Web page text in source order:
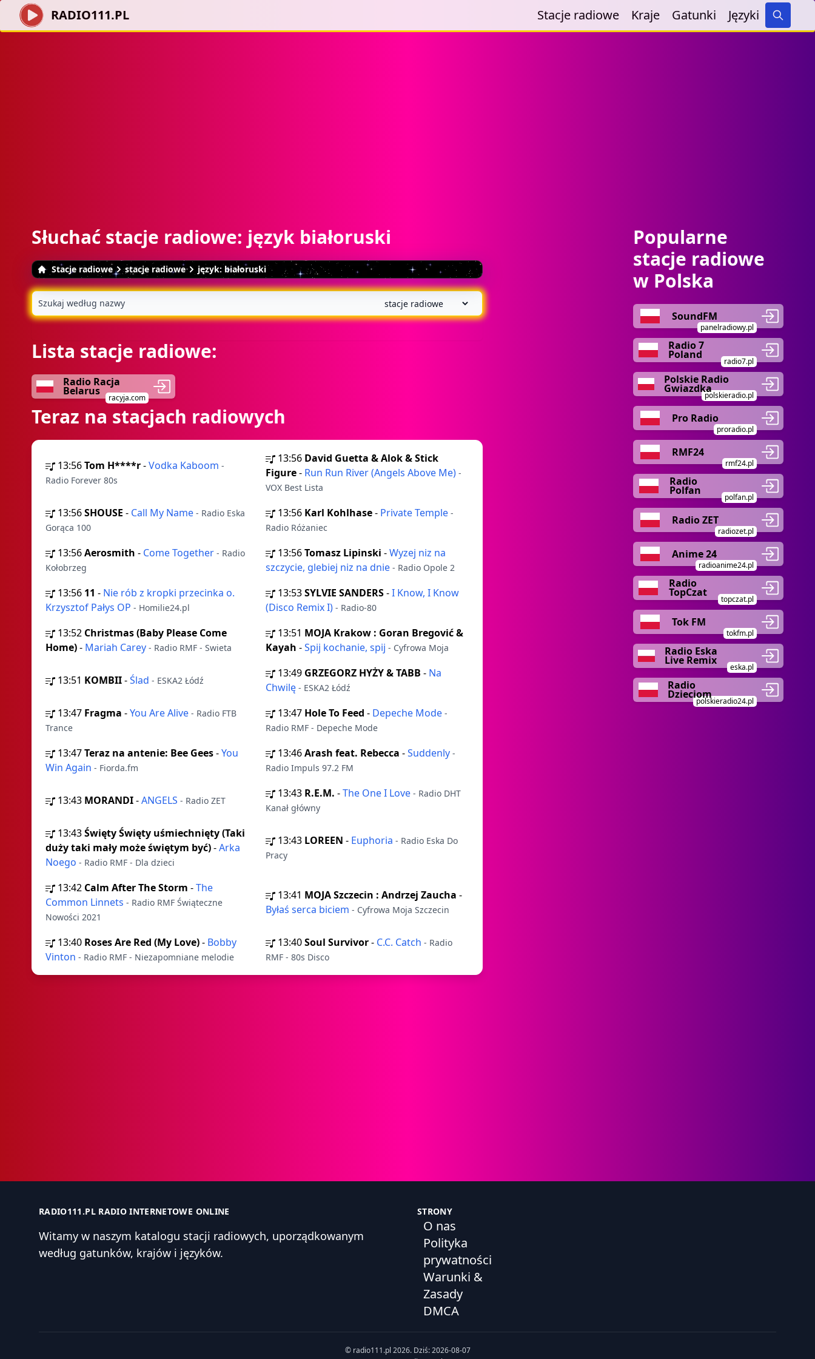
RADIO111.PL Stacje radiowe Kraje Gatunki Języki
Search
Słuchać stacje radiowe: język białoruski
Stacje radiowe stacje radiowe język: białoruski
Lista stacje radiowe:
Radio Racja
Belarus
racyja.com
Teraz na stacjach radiowych
13:56Tom H****r-Vodka Kaboom -
Radio Forever 80s
13:56 David Guetta & Alok & Stick
Figure- Run Run River (Angels Above Me) -
VOX Best Lista
13:56SHOUSE - Call My Name - Radio Eska
Gorąca 100
13:56 Karl Kohlhase- Private Temple -
Radio Różaniec
13:56Aerosmith - Come Together - Radio
Kołobrzeg
13:56Tomasz Lipinski -Wyzej niz na
szczycie, glebiej niz na dnie - Radio Opole 2
13:56 11 - Nie rób z kropki przecinka o.
Krzysztof Pałys OP - Homilie24.pl
13:53SYLVIE SANDERS-I Know, I Know
(Disco Remix I) - Radio-80
13:52 Christmas (Baby Please Come
Home)- Mariah Carey - Radio RMF - Swieta
13:51 MOJA Krakow : Goran Bregović &
Kayah -Spij kochanie, spij - Cyfrowa Moja
13:51 KOMBII-Ślad - ESKA2 Łódź
13:49 GRZEGORZ HYŻY & TABB - Na
Chwilę - ESKA2 Łódź
13:47 Fragma -You Are Alive - Radio FTB
Trance
13:47 Hole To Feed - Depeche Mode -
Radio RMF - Depeche Mode
13:47Teraz na antenie: Bee Gees-You
Win Again - Fiorda.fm
13:46Arash feat. Rebecca -Suddenly -
Radio Impuls 97.2 FM
13:43 MORANDI-ANGELS - Radio ZET
13:43 R.E.M. -The One I Love - Radio DHT
Kanał główny
13:43Święty Święty uśmiechnięty (Taki
duży taki mały może świętym być)-Arka
Noego - Radio RMF - Dla dzieci
13:43 LOREEN - Euphoria - Radio Eska Do
Pracy
13:42 Calm After The Storm -The
Common Linnets - Radio RMF Świąteczne
Nowości 2021
13:41 MOJA Szczecin : Andrzej Zaucha -
Byłaś serca biciem - Cyfrowa Moja Szczecin
13:40 Roses Are Red (My Love)- Bobby
Vinton - Radio RMF - Niezapomniane melodie
13:40Soul Survivor- C.C. Catch - Radio
RMF - 80s Disco
Popularne
stacje radiowe
w Polska
SoundFM
panelradiowy.pl
Radio 7
Poland
radio7.pl
Polskie Radio
Gwiazdka
polskieradio.pl
Pro Radio
proradio.pl
RMF24
rmf24.pl
Radio
Polfan
polfan.pl
Radio ZET
radiozet.pl
Anime 24
radioanime24.pl
Radio
TopCzat
topczat.pl
Tok FM
tokfm.pl
Radio Eska
Live Remix
eska.pl
Radio
Dzieciom
polskieradio24.pl
RADIO111.PL RADIO INTERNETOWE ONLINE
Witamy w naszym katalogu stacji radiowych, uporządkowanym
według gatunków, krajów i języków.
STRONY
O nas
Polityka
prywatności
Warunki &
Zasady
DMCA
© radio111.pl 2026. Dziś: 2026-08-07